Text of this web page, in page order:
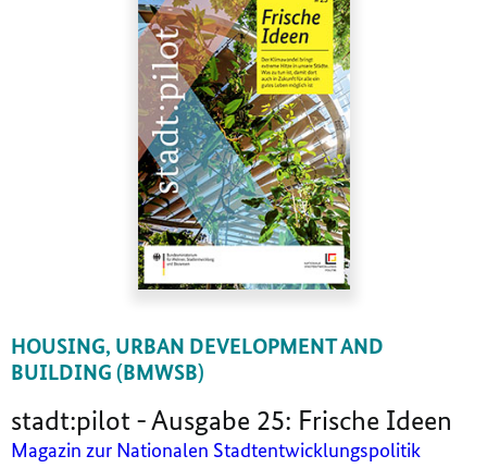
HOUSING, URBAN DEVELOPMENT AND
BUILDING (BMWSB)
stadt:pilot - Ausgabe 25: Frische Ideen
Magazin zur Nationalen Stadtentwicklungspolitik